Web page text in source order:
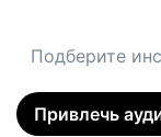
Подберите
Привлечь